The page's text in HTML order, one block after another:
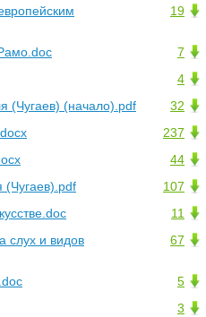
19
7
4
32
(Чугаев) (начало).pdf
237
44
107
(Чугаев).pdf
11
67
слух и видов
5
3